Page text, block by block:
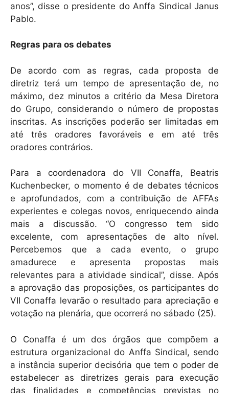
anos”, disse o presidente do Anffa Sindical Janus
Pablo.
Regras para os debates
De acordo com as regras, cada proposta de
diretriz terá um tempo de apresentação de, no
máximo, dez minutos a critério da Mesa Diretora
do Grupo, considerando o número de propostas
inscritas. As inscrições poderão ser limitadas em
até três oradores favoráveis e em até três
oradores contrários.
Para a coordenadora do VII Conaffa, Beatris
Kuchenbecker, o momento é de debates técnicos
e aprofundados, com a contribuição de AFFAs
experientes e colegas novos, enriquecendo ainda
mais a discussão. “O congresso tem sido
excelente, com apresentações de alto nível.
Percebemos que a cada evento, o grupo
amadurece e apresenta propostas mais
relevantes para a atividade sindical”, disse. Após
a aprovação das proposições, os participantes do
VII Conaffa levarão o resultado para apreciação e
votação na plenária, que ocorrerá no sábado (25).
O Conaffa é um dos órgãos que compõem a
estrutura organizacional do Anffa Sindical, sendo
a instância superior decisória que tem o poder de
estabelecer as diretrizes gerais para execução
das finalidades e competências previstas no